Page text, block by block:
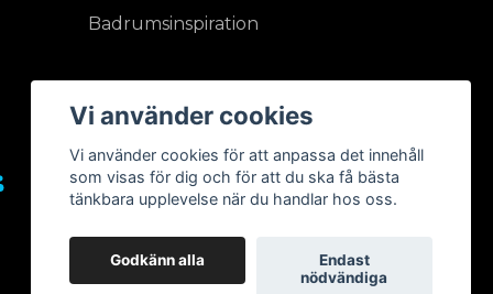
Badrumsinspiration
Vi använder cookies
Vi använder cookies för att anpassa det innehåll
som visas för dig och för att du ska få bästa
tänkbara upplevelse när du handlar hos oss.
Godkänn alla
Endast
nödvändiga